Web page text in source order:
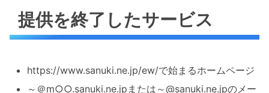
提供を終了したサービス
https://www.sanuki.ne.jp/ew/で始まるホームページ
～＠m○○.sanuki.ne.jpまたは～@sanuki.ne.jpのメー